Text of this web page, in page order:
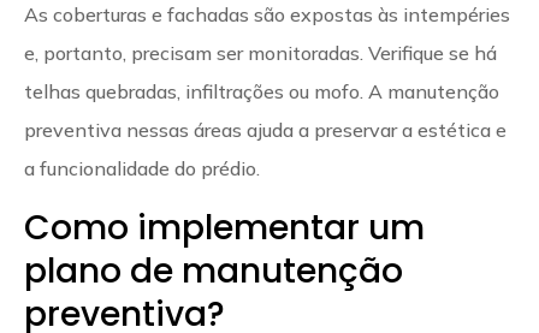
As coberturas e fachadas são expostas às intempéries
e, portanto, precisam ser monitoradas. Verifique se há
telhas quebradas, infiltrações ou mofo. A manutenção
preventiva nessas áreas ajuda a preservar a estética e
a funcionalidade do prédio.
Como implementar um
plano de manutenção
preventiva?